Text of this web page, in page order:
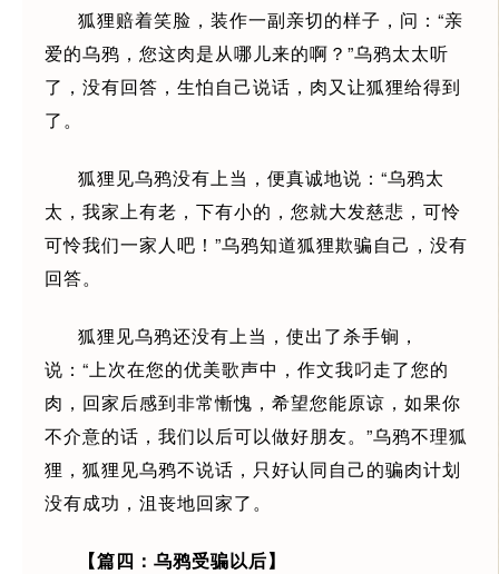
狐狸赔着笑脸，装作一副亲切的样子，问：“亲
爱的乌鸦，您这肉是从哪儿来的啊？”乌鸦太太听
了，没有回答，生怕自己说话，肉又让狐狸给得到
了。
狐狸见乌鸦没有上当，便真诚地说：“乌鸦太
太，我家上有老，下有小的，您就大发慈悲，可怜
可怜我们一家人吧！”乌鸦知道狐狸欺骗自己，没有
回答。
狐狸见乌鸦还没有上当，使出了杀手锏，
说：“上次在您的优美歌声中，作文我叼走了您的
肉，回家后感到非常慚愧，希望您能原谅，如果你
不介意的话，我们以后可以做好朋友。”乌鸦不理狐
狸，狐狸见乌鸦不说话，只好认同自己的骗肉计划
没有成功，沮丧地回家了。
【篇四：乌鸦受骗以后】